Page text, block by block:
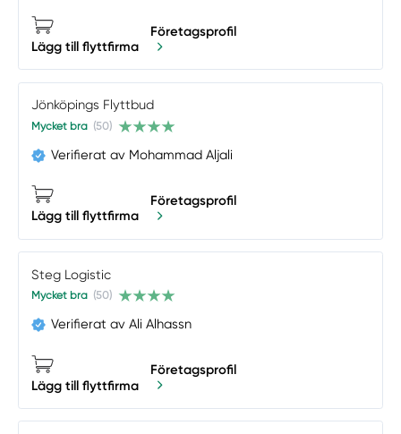
Lägg till flyttfirma
Företagsprofil
Jönköpings Flyttbud
Mycket bra (50)
Verifierat av Mohammad Aljali
Lägg till flyttfirma
Företagsprofil
Steg Logistic
Mycket bra (50)
Verifierat av Ali Alhassn
Lägg till flyttfirma
Företagsprofil